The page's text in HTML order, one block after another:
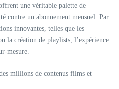
une véritable palette de
contre un abonnement mensuel. Par
innovantes, telles que les
la création de playlists, l’expérience
mesure.
millions de contenus films et